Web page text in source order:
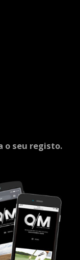
o seu registo.